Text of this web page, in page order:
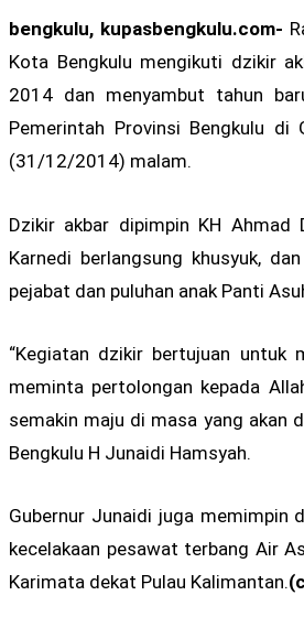
bengkulu, kupasbengkulu.com-
Kota Bengkulu mengikuti dzikir
2014 dan menyambut tahun
Pemerintah Provinsi Bengkulu di
(31/12/2014) malam.
Dzikir akbar dipimpin KH Ahmad
Karnedi berlangsung khusyuk,
pejabat dan puluhan anak Panti
“Kegiatan dzikir bertujuan untuk
meminta pertolongan kepada
semakin maju di masa yang akan
Bengkulu H Junaidi Hamsyah.
Gubernur Junaidi juga memimpin
kecelakaan pesawat terbang Air
Karimata dekat Pulau Kalimantan.